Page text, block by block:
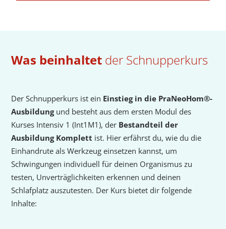
Was beinhaltet der Schnupperkurs
Der Schnupperkurs ist ein Einstieg in die PraNeoHom®-
Ausbildungund besteht aus dem ersten Modul des
Kurses Intensiv 1 (Int1M1), der Bestandteil der
Ausbildung Komplett ist. Hier erfährst du, wie du die
Einhandrute als Werkzeug einsetzen kannst, um
Schwingungen individuell für deinen Organismus zu
testen, Unverträglichkeiten erkennen und deinen
Schlafplatz auszutesten. Der Kurs bietet dir folgende
Inhalte: